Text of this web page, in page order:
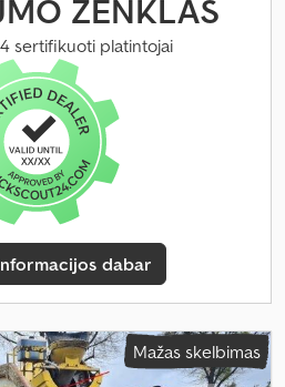
ŽENKLAS
sertifikuoti platintojai
dabar
Mažas skelbimas